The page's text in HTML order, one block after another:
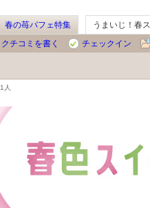
春の苺パフェ特集
うまいじ！春
クチコミを書く
チェックイン
1人